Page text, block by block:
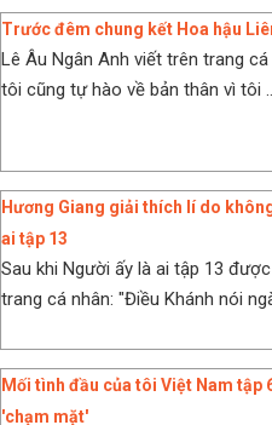
Trước đêm chung kết Hoa hậu
Lê Âu Ngân Anh viết trên trang
tôi cũng tự hào về bản thân vì tôi
Hương Giang giải thích lí do
ai tập 13
Sau khi Người ấy là ai tập 13
trang cá nhân: "Điều Khánh nói
Mối tình đầu của tôi Việt Nam tập
'chạm mặt'